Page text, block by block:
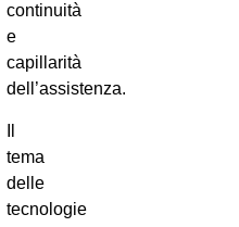
continuità
e
capillarità
dell’assistenza.
tema
delle
tecnologie